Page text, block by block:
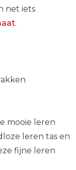
net iets
.
mooie leren
leren tas en
fijne leren